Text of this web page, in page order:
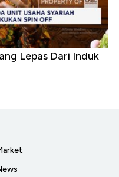
Lepas Dari Induk